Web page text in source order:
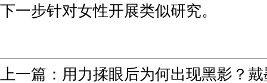
下一步针对女性开展类似研究。
上一篇： 用力揉眼后为何出现黑影？